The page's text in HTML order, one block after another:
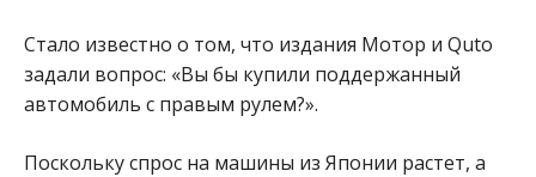
Стало известно о том, что издания Мотор и Quto
задали вопрос: «Вы бы купили поддержанный
автомобиль с правым рулем?».
Поскольку спрос на машины из Японии растет, а